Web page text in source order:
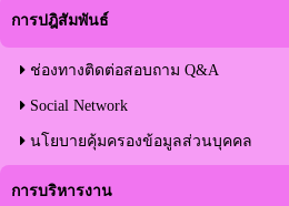
การปฎิสัมพันธ์
ช่องทางติดต่อสอบถาม Q&A
Social Network
นโยบายคุ้มครองข้อมูลส่วนบุคคล
การบริหารงาน